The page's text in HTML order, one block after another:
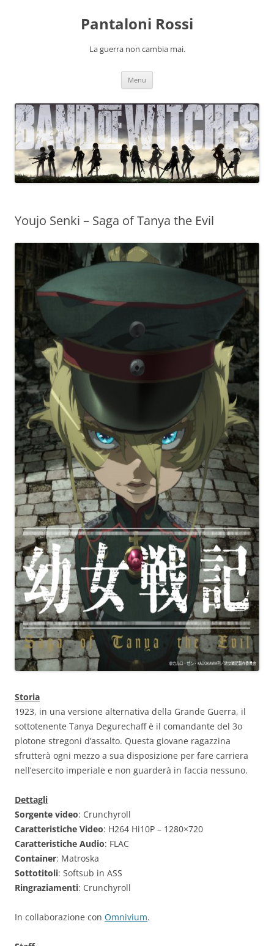
Pantaloni Rossi
La guerra non cambia mai.
Menu
Youjo Senki – Saga of Tanya the Evil
Storia
1923, in una versione alternativa della Grande Guerra, il
sottotenente Tanya Degurechaff è il comandante del 3o
plotone stregoni d’assalto. Questa giovane ragazzina
sfrutterà ogni mezzo a sua disposizione per fare carriera
nell’esercito imperiale e non guarderà in faccia nessuno.
Dettagli
Sorgente video: Crunchyroll
Caratteristiche Video: H264 Hi10P – 1280×720
Caratteristiche Audio: FLAC
Container: Matroska
Sottotitoli: Softsub in ASS
Ringraziamenti: Crunchyroll
In collaborazione con Omnivium.